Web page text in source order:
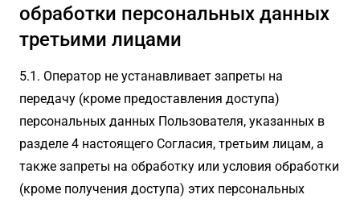
обработки персональных данных
третьими лицами
5.1. Оператор не устанавливает запреты на
передачу (кроме предоставления доступа)
персональных данных Пользователя, указанных в
разделе 4 настоящего Согласия, третьим лицам, а
также запреты на обработку или условия обработки
(кроме получения доступа) этих персональных